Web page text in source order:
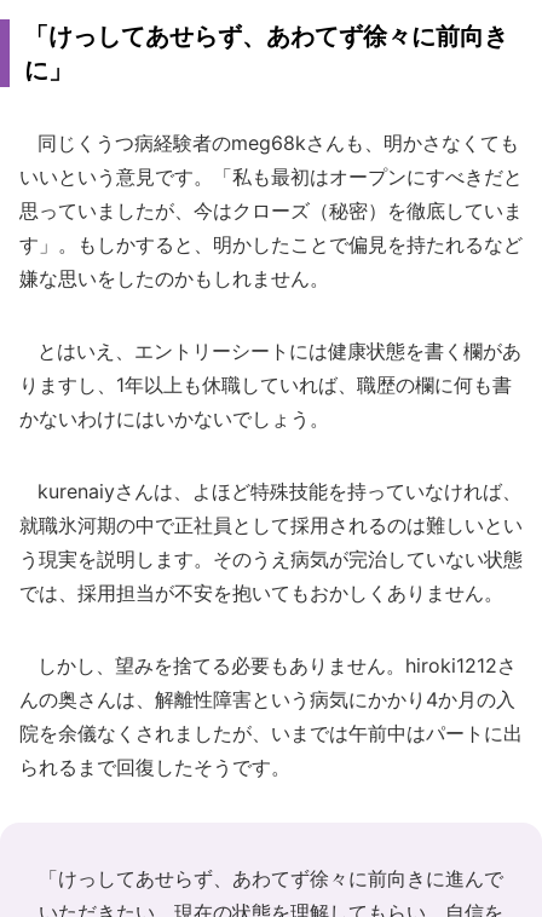
「けっしてあせらず、あわてず徐々に前向き
に」
同じくうつ病経験者のmeg68kさんも、明かさなくても
いいという意見です。「私も最初はオープンにすべきだと
思っていましたが、今はクローズ（秘密）を徹底していま
す」。もしかすると、明かしたことで偏見を持たれるなど
嫌な思いをしたのかもしれません。
とはいえ、エントリーシートには健康状態を書く欄があ
りますし、1年以上も休職していれば、職歴の欄に何も書
かないわけにはいかないでしょう。
kurenaiyさんは、よほど特殊技能を持っていなければ、
就職氷河期の中で正社員として採用されるのは難しいとい
う現実を説明します。そのうえ病気が完治していない状態
では、採用担当が不安を抱いてもおかしくありません。
しかし、望みを捨てる必要もありません。hiroki1212さ
んの奥さんは、解離性障害という病気にかかり4か月の入
院を余儀なくされましたが、いまでは午前中はパートに出
られるまで回復したそうです。
「けっしてあせらず、あわてず徐々に前向きに進んで
いただきたい。現在の状態を理解してもらい、自信を